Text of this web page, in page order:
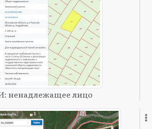
ненадлежащее лицо